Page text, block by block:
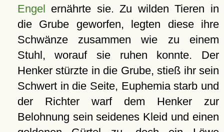
Engel ernährte sie. Zu wilden Tieren in
die Grube geworfen, legten diese ihre
Schwänze zusammen wie zu einem
Stuhl, worauf sie ruhen konnte. Der
Henker stürzte in die Grube, stieß ihr sein
Schwert in die Seite, Euphemia starb und
der Richter warf dem Henker zur
Belohnung sein seidenes Kleid und einen